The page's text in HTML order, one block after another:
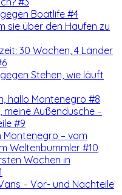
Boatlife #4
sie über den Haufen zu
30 Wochen, 4 Länder
Stehen, wie läuft
hallo Montenegro #8
meine Außendusche –
#9
– vom
Weltenbummler #10
Wochen in
– Vor- und Nachteile